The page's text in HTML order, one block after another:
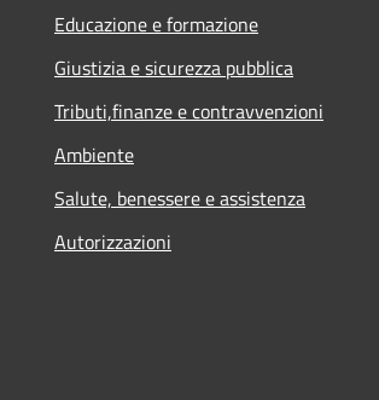
Educazione e formazione
Giustizia e sicurezza pubblica
Tributi,finanze e contravvenzioni
Ambiente
Salute, benessere e assistenza
Autorizzazioni